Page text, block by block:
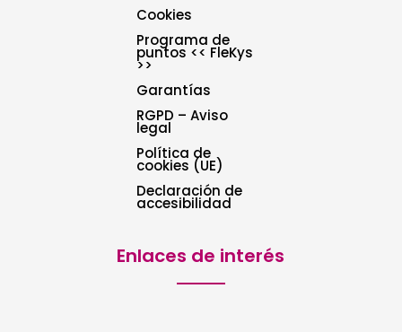
Cookies
Programa de
puntos << FleKys
>>
Garantías
RGPD – Aviso
legal
Política de
cookies (UE)
Declaración de
accesibilidad
Enlaces de interés